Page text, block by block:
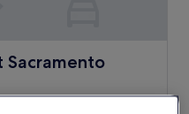
Midtown